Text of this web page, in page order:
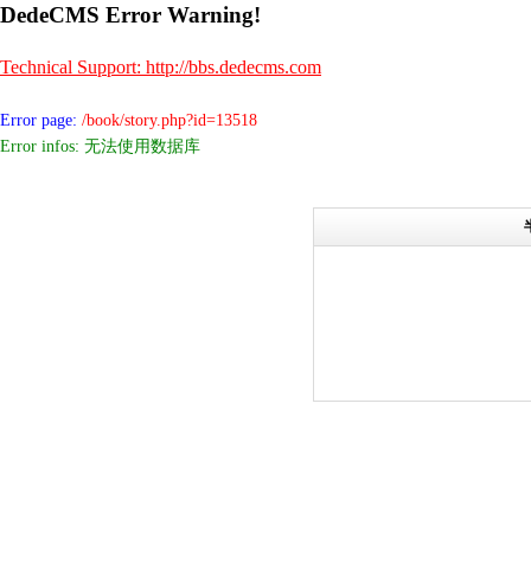
DedeCMS Error Warning!
Technical Support: http://bbs.dedecms.com
Error page: /book/story.php?id=13518
Error infos: 无法使用数据库